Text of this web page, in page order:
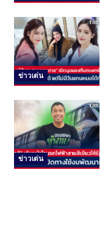
ข่าวเด่น
ข่าวเด่น